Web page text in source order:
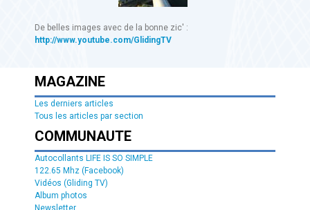
De belles images avec de la bonne zic' :
http://www.youtube.com/GlidingTV
MAGAZINE
Les derniers articles
Tous les articles par section
COMMUNAUTE
Autocollants LIFE IS SO SIMPLE
122.65 Mhz (Facebook)
Vidéos (Gliding TV)
Album photos
Newsletter